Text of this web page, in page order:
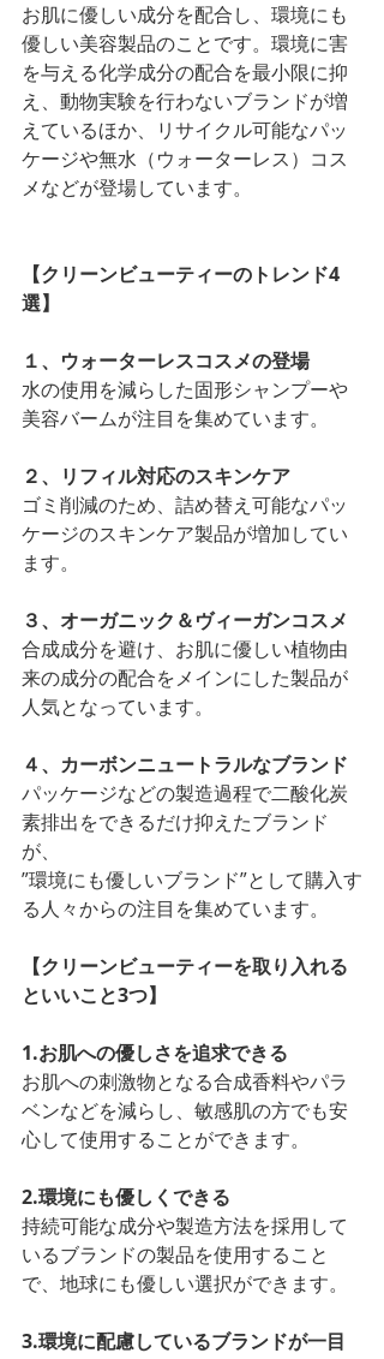
お肌に優しい成分を配合し、環境にも
優しい美容製品のことです。環境に害
を与える化学成分の配合を最小限に抑
え、動物実験を行わないブランドが増
えているほか、リサイクル可能なパッ
ケージや無水（ウォーターレス）コス
メなどが登場しています。
【クリーンビューティーのトレンド4
選】
１、ウォーターレスコスメの登場
水の使用を減らした固形シャンプーや
美容バームが注目を集めています。
２、リフィル対応のスキンケア
ゴミ削減のため、詰め替え可能なパッ
ケージのスキンケア製品が増加してい
ます。
３、オーガニック＆ヴィーガンコスメ
合成成分を避け、お肌に優しい植物由
来の成分の配合をメインにした製品が
人気となっています。
４、カーボンニュートラルなブランド
パッケージなどの製造過程で二酸化炭
素排出をできるだけ抑えたブランド
が、
”環境にも優しいブランド”として購入す
る人々からの注目を集めています。
【クリーンビューティーを取り入れる
といいこと3つ】
1.お肌への優しさを追求できる
お肌への刺激物となる合成香料やパラ
ベンなどを減らし、敏感肌の方でも安
心して使用することができます。
2.環境にも優しくできる
持続可能な成分や製造方法を採用して
いるブランドの製品を使用すること
で、地球にも優しい選択ができます。
3.環境に配慮しているブランドが一目